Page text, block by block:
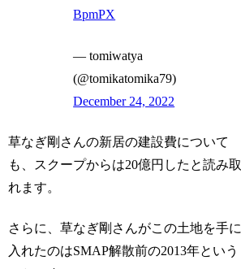
BpmPX
— tomiwatya
(@tomikatomika79)
December 24, 2022
草なぎ剛さんの新居の建設費について
も、スクープからは20億円したと読み取
れます。
さらに、草なぎ剛さんがこの土地を手に
入れたのはSMAP解散前の2013年という